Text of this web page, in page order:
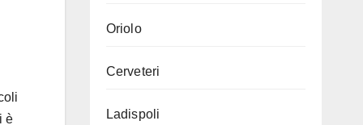
è
Oriolo
Cerveteri
Ladispoli